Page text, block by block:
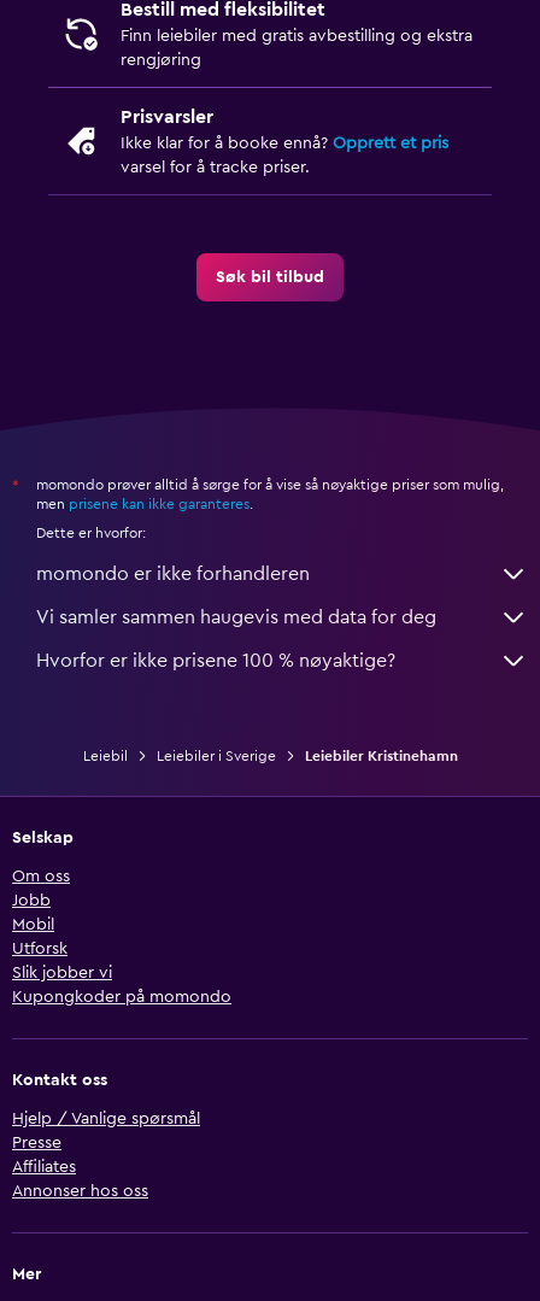
Bestill med fleksibilitet
Finn leiebiler med gratis avbestilling og ekstra
rengjøring
Prisvarsler
Ikke klar for å booke ennå? Opprett et pris
varsel for å tracke priser.
Søk bil tilbud
*
momondo prøver alltid å sørge for å vise så nøyaktige priser som mulig,
men prisene kan ikke garanteres.
Dette er hvorfor:
momondo er ikke forhandleren
Vi samler sammen haugevis med data for deg
Hvorfor er ikke prisene 100 % nøyaktige?
Leiebil Leiebiler i Sverige Leiebiler Kristinehamn
Selskap
Om oss
Jobb
Mobil
Utforsk
Slik jobber vi
Kupongkoder på momondo
Kontakt oss
Hjelp / Vanlige spørsmål
Presse
Affiliates
Annonser hos oss
Mer